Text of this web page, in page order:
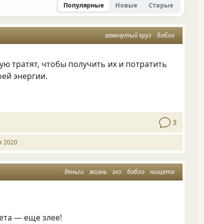
Популярные Новые Старые
замкнутый круг бабло
тратят, чтобы получить их и потратить
энергии.
3
2020
деньги жизнь зло бабло нищета
— еще злее!